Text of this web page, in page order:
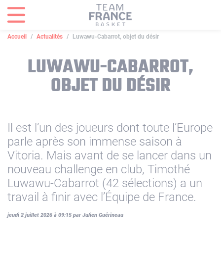
Accueil Actualités Luwawu-Cabarrot, objet du désir
LUWAWU-CABARROT,
OBJET DU DÉSIR
Il est l’un des joueurs dont toute l’Europe
parle après son immense saison à
Vitoria. Mais avant de se lancer dans un
nouveau challenge en club, Timothé
Luwawu-Cabarrot (42 sélections) a un
travail à finir avec l’Équipe de France.
jeudi 2 juillet 2026 à 09:15 par Julien Guérineau
Panneau de gestion des cookies